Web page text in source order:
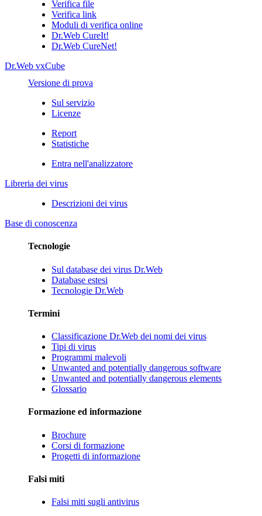
Verifica file
Verifica link
Moduli di verifica online
Dr.Web CureIt!
Dr.Web CureNet!
Dr.Web vxCube
Versione di prova
Sul servizio
Licenze
Report
Statistiche
Entra nell'analizzatore
Libreria dei virus
Descrizioni dei virus
Base di conoscenza
Tecnologie
Sul database dei virus Dr.Web
Database estesi
Tecnologie Dr.Web
Termini
Classificazione Dr.Web dei nomi dei virus
Tipi di virus
Programmi malevoli
Unwanted and potentially dangerous software
Unwanted and potentially dangerous elements
Glossario
Formazione ed informazione
Brochure
Corsi di formazione
Progetti di informazione
Falsi miti
Falsi miti sugli antivirus